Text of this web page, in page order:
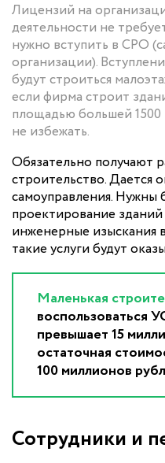
Лицензий на
деятельности не
нужно вступить в СРО
организации).
будут строиться
если фирма строит
площадью большей
не избежать.
Обязательно получают
строительство. Дается
самоуправления. Нужны
проектирование
инженерные изыскания
такие услуги будут
Маленькая
воспользоваться
превышает 15
остаточная
100 миллионов
Сотрудники и